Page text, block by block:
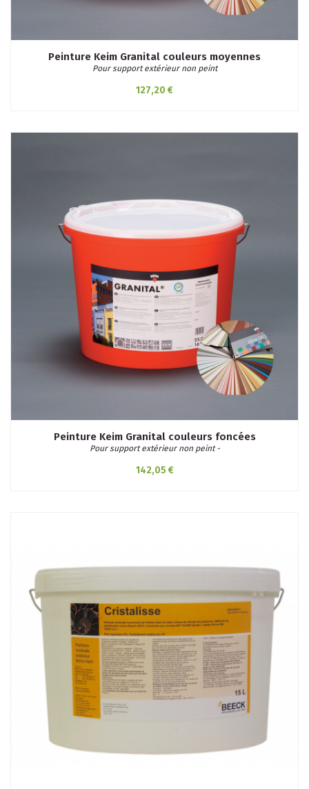
Peinture Keim Granital couleurs moyennes
Pour support extérieur non peint
127,20 €
Peinture Keim Granital couleurs foncées
Pour support extérieur non peint -
142,05 €